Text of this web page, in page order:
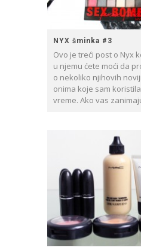
NYX šminka #3
Ovo je treći post o Nyx
u njemu ćete moći da
o nekoliko njihovih
onima koje sam
vreme. Ako vas